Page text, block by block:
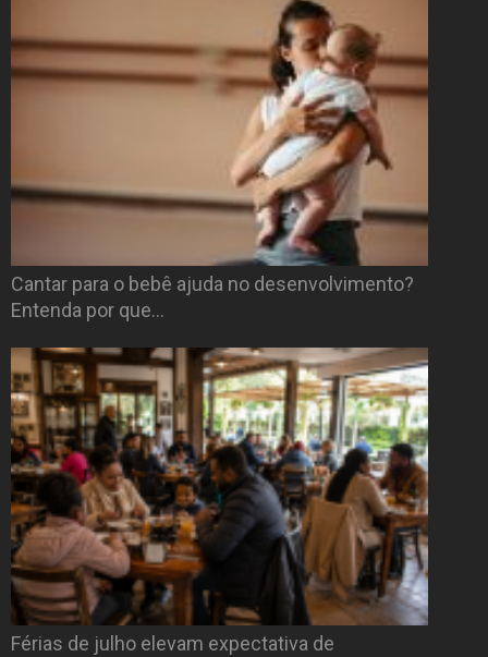
Cantar para o bebê ajuda no desenvolvimento?
Entenda por que…
Férias de julho elevam expectativa de